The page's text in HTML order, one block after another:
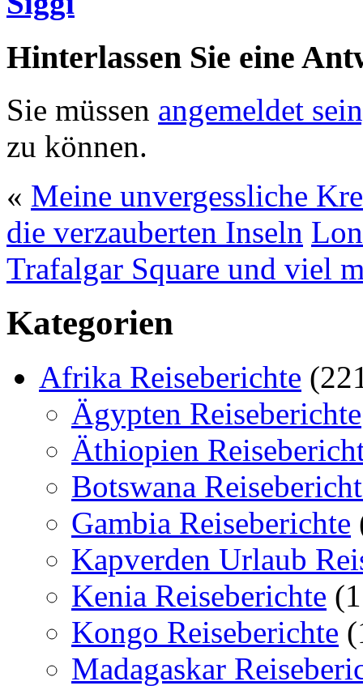
Hinterlassen Sie eine
Sie müssen angemeldet
zu können.
« Meine unvergessliche
die verzauberten Inseln
Trafalgar Square und viel
Kategorien
Afrika Reiseberichte
Ägypten Reiseberichte
Äthiopien
Botswana
Gambia Reiseberichte
Kapverden Urlaub
Kenia Reiseberichte
Kongo Reiseberichte
Madagaskar